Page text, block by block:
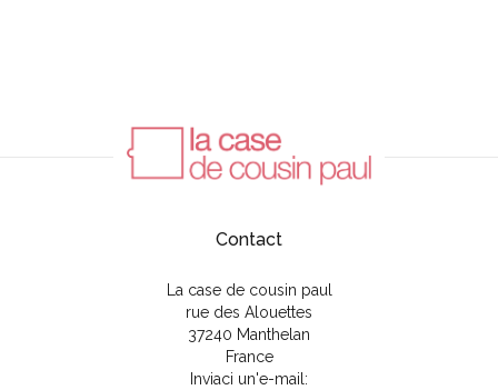
Contact
La case de cousin paul
rue des Alouettes
37240 Manthelan
France
Inviaci un'e-mail: